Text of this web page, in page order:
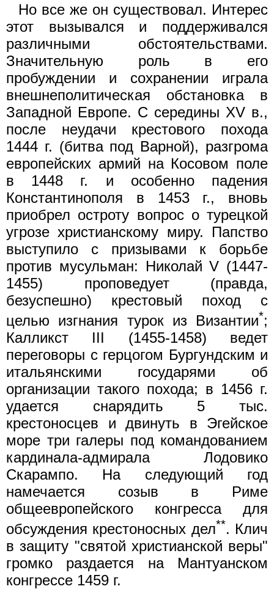
Но все же он существовал. Интерес
этот вызывался и поддерживался
различными обстоятельствами.
Значительную роль в его
пробуждении и сохранении играла
внешнеполитическая обстановка в
Западной Европе. С середины XV в.,
после неудачи крестового похода
1444 г. (битва под Варной), разгрома
европейских армий на Косовом поле
в 1448 г. и особенно падения
Константинополя в 1453 г., вновь
приобрел остроту вопрос о турецкой
угрозе христианскому миру. Папство
выступило с призывами к борьбе
против мусульман: Николай V (1447-
1455) проповедует (правда,
безуспешно) крестовый поход с
целью изгнания турок из Византии*;
Калликст III (1455-1458) ведет
переговоры с герцогом Бургундским и
итальянскими государями об
организации такого похода; в 1456 г.
удается снарядить 5 тыс.
крестоносцев и двинуть в Эгейское
море три галеры под командованием
кардинала-адмирала Лодовико
Скарампо. На следующий год
намечается созыв в Риме
общеевропейского конгресса для
обсуждения крестоносных дел**. Клич
в защиту "святой христианской веры"
громко раздается на Мантуанском
конгрессе 1459 г.